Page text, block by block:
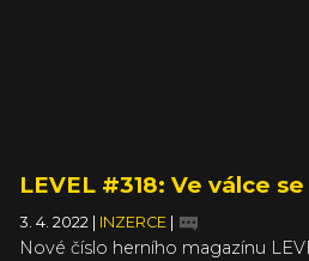
LEVEL #318: Ve válce
3. 4. 2022 INZERCE
Nové číslo herního magazínu